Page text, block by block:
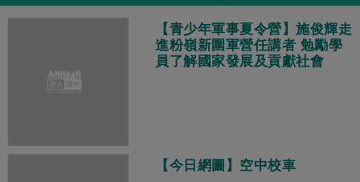
【青少年軍事夏令營】施俊輝走
進粉嶺新圍軍營任講者 勉勵學
員了解國家發展及貢獻社會
【今日網圖】空中校車